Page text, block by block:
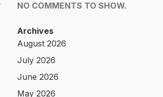
NO COMMENTS TO SHOW.
Archives
August 2026
July 2026
June 2026
May 2026